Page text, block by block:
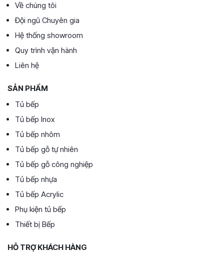
Về chúng tôi
Đội ngũ Chuyên gia
Hệ thống showroom
Quy trình vận hành
Liên hệ
SẢN PHẨM
Tủ bếp
Tủ bếp Inox
Tủ bếp nhôm
Tủ bếp gỗ tự nhiên
Tủ bếp gỗ công nghiệp
Tủ bếp nhựa
Tủ bếp Acrylic
Phụ kiện tủ bếp
Thiết bị Bếp
HỖ TRỢ KHÁCH HÀNG